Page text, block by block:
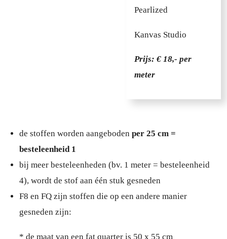
Pearlized
Kanvas Studio
Prijs: € 18,- per
meter
de stoffen worden aangeboden per 25 cm =
besteleenheid 1
bij meer besteleenheden (bv. 1 meter = besteleenheid
4), wordt de stof aan één stuk gesneden
F8 en FQ zijn stoffen die op een andere manier
gesneden zijn:
* de maat van een fat quarter is 50 x 55 cm